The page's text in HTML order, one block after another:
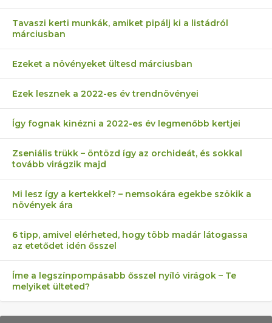
Tavaszi kerti munkák, amiket pipálj ki a listádról
márciusban
Ezeket a növényeket ültesd márciusban
Ezek lesznek a 2022-es év trendnövényei
Így fognak kinézni a 2022-es év legmenőbb kertjei
Zseniális trükk – öntözd így az orchideát, és sokkal
tovább virágzik majd
Mi lesz így a kertekkel? – nemsokára egekbe szökik a
növények ára
6 tipp, amivel elérheted, hogy több madár látogassa
az etetődet idén ősszel
Íme a legszínpompásabb ősszel nyíló virágok – Te
melyiket ülteted?